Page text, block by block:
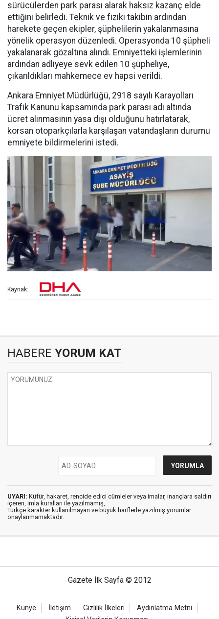
sürücülerden park parası alarak haksız kazanç elde
ettiğini belirledi. Teknik ve fiziki takibin ardından
harekete geçen ekipler, şüphelilerin yakalanmasına
yönelik operasyon düzenledi. Operasyonda 10 şüpheli
yakalanarak gözaltına alındı. Emniyetteki işlemlerinin
ardından adliyeye sevk edilen 10 şüpheliye,
çıkarıldıkları mahkemece ev hapsi verildi.
Ankara Emniyet Müdürlüğü, 2918 sayılı Karayolları
Trafik Kanunu kapsamında park parası adı altında
ücret alınmasının yasa dışı olduğunu hatırlatarak,
korsan otoparkçılarla karşılaşan vatandaşların durumu
emniyete bildirmelerini istedi.
Kaynak:
HABERE YORUM KAT
UYARI: Küfür, hakaret, rencide edici cümleler veya imalar, inançlara saldırı
içeren, imla kuralları ile yazılmamış,
Türkçe karakter kullanılmayan ve büyük harflerle yazılmış yorumlar
onaylanmamaktadır.
Gazete İlk Sayfa © 2012
Künye İletişim Gizlilik İlkeleri
Aydınlatma Metni